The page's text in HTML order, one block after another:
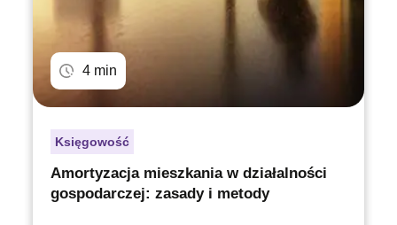
4 min
Księgowość
Amortyzacja mieszkania w działalności
gospodarczej: zasady i metody